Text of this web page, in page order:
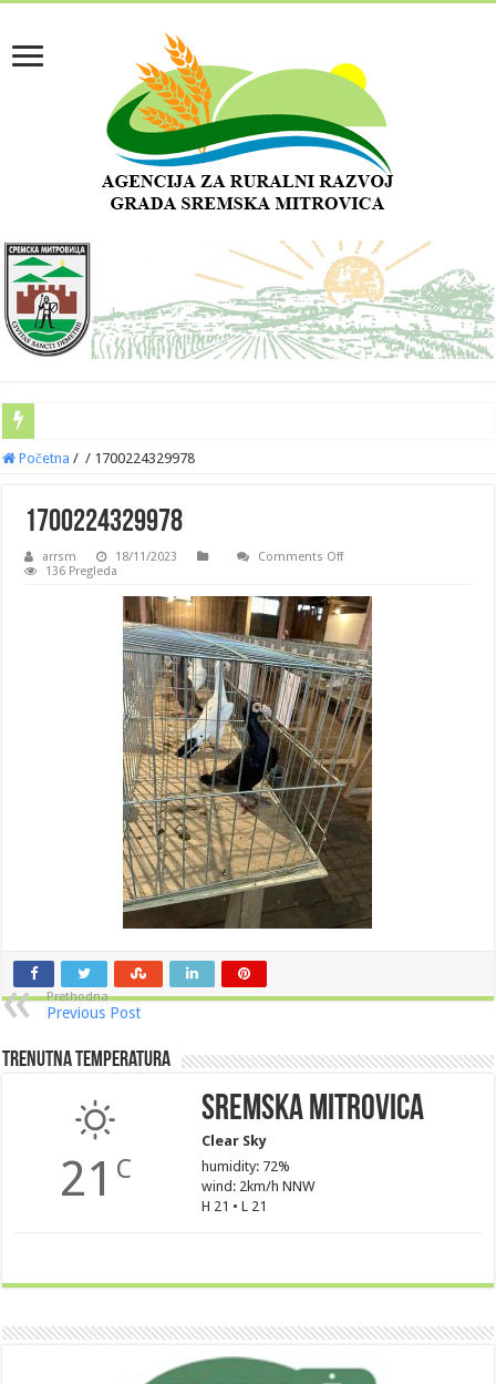
Početna / / 1700224329978
1700224329978
arrsm 18/11/2023 Comments Offon
136 Pregleda
Prethodna
Previous Post
Trenutna Temperatura
21 C
Sremska Mitrovica
Clear Sky
humidity: 72%
wind: 2km/h NNW
H 21 • L 21